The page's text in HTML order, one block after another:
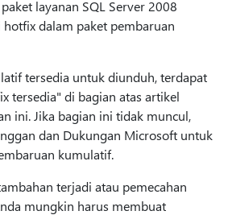
layanan SQL Server 2008
dalam paket pembaruan
tersedia untuk diunduh, terdapat
tersedia" di bagian atas artikel
ini. Jika bagian ini tidak muncul,
dan Dukungan Microsoft untuk
kumulatif.
terjadi atau pemecahan
mungkin harus membuat